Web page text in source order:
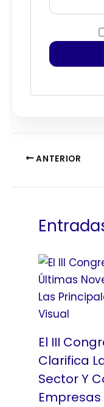
ANTERIOR
El III
Clarifica
Sector Y